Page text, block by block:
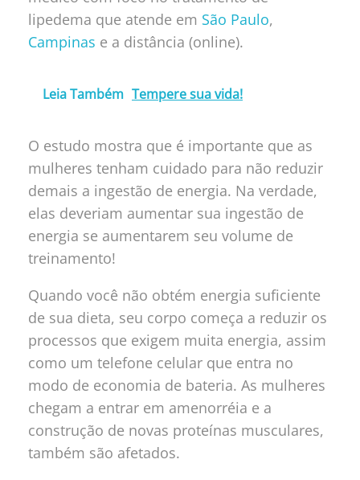
lipedema que atende em São Paulo,
Campinas e a distância (online).
Leia Também Tempere sua vida!
O estudo mostra que é importante que as
mulheres tenham cuidado para não reduzir
demais a ingestão de energia. Na verdade,
elas deveriam aumentar sua ingestão de
energia se aumentarem seu volume de
treinamento!
Quando você não obtém energia suficiente
de sua dieta, seu corpo começa a reduzir os
processos que exigem muita energia, assim
como um telefone celular que entra no
modo de economia de bateria. As mulheres
chegam a entrar em amenorréia e a
construção de novas proteínas musculares,
também são afetados.